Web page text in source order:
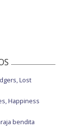
Lost
Happiness
bendita